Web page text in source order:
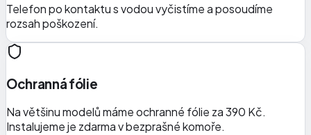
Telefon po kontaktu s vodou vyčistíme a posoudíme
rozsah poškození.
Ochranná fólie
Na většinu modelů máme ochranné fólie za 390 Kč.
Instalujeme je zdarma v bezprašné komoře.